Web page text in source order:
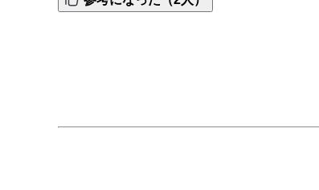
口に工夫が欲しい。